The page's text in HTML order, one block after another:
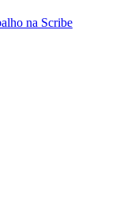
na Scribe